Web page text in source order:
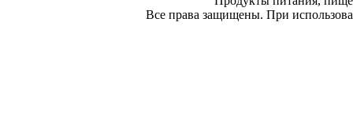
Все права защищены. При